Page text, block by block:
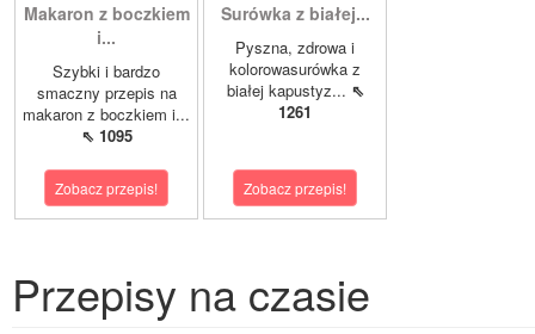
Makaron z boczkiem
i...
Szybki i bardzo
smaczny przepis na
makaron z boczkiem i...
⇖ 1095
Zobacz przepis!
Surówka z białej...
Pyszna, zdrowa i
kolorowasurówka z
białej kapustyz... ⇖
1261
Zobacz przepis!
Przepisy na czasie